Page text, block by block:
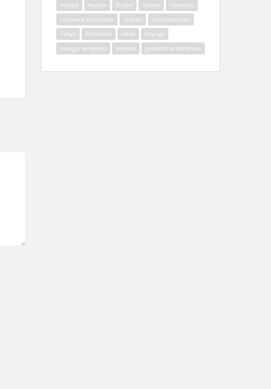
musee
musée Osaka roman
romance
romance historique
réseau
sebastianstan
Tokyo
Versailles visite
Voyage
voyage temporel
yamapi yamashita tomohisa